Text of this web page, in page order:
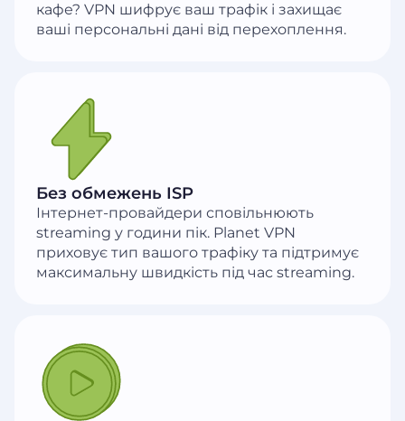
кафе? VPN шифрує ваш трафік і захищає
ваші персональні дані від перехоплення.
Без обмежень ISP
Інтернет-провайдери сповільнюють
streaming у години пік. Planet VPN
приховує тип вашого трафіку та підтримує
максимальну швидкість під час streaming.